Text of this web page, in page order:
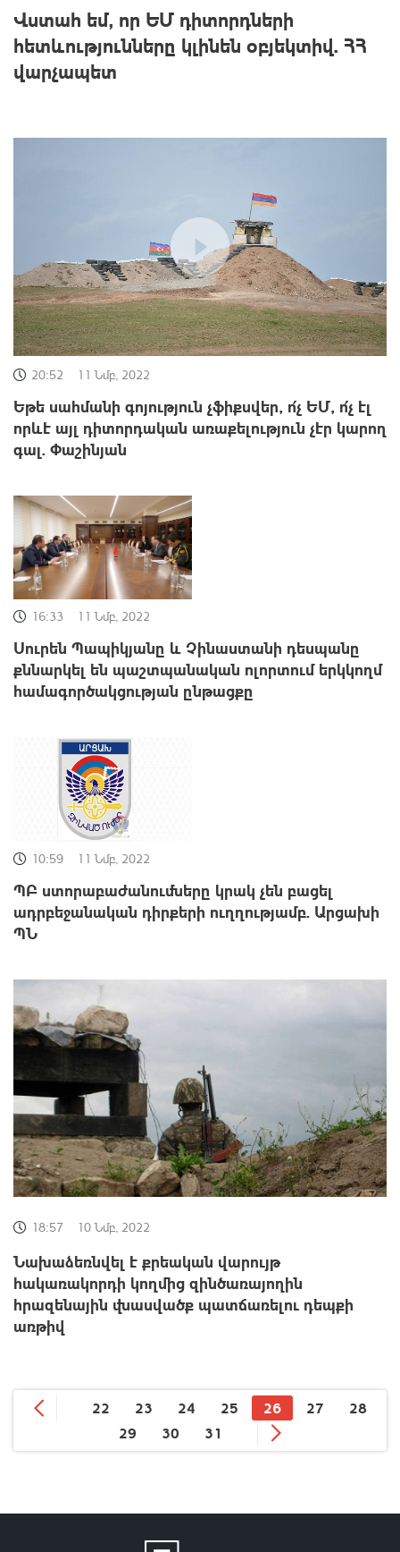
Վստահ եմ, որ ԵՄ դիտորդների
հետևությունները կլինեն օբյեկտիվ. ՀՀ
վարչապետ
20:52 11 Նմբ, 2022
Եթե սահմանի գոյություն չֆիքսվեր, ո՛չ ԵՄ, ո՛չ էլ
որևէ այլ դիտորդական առաքելություն չէր կարող
գալ. Փաշինյան
16:33 11 Նմբ, 2022
Սուրեն Պապիկյանը և Չինաստանի դեսպանը
քննարկել են պաշտպանական ոլորտում երկկողմ
համագործակցության ընթացքը
10:59 11 Նմբ, 2022
ՊԲ ստորաբաժանումները կրակ չեն բացել
ադրբեջանական դիրքերի ուղղությամբ. Արցախի
ՊՆ
18:57 10 Նմբ, 2022
Նախաձեռնվել է քրեական վարույթ
հակառակորդի կողմից զինծառայողին
հրազենային վնասվածք պատճառելու դեպքի
առթիվ
22 23 24 25 26 27
28
29
30 31